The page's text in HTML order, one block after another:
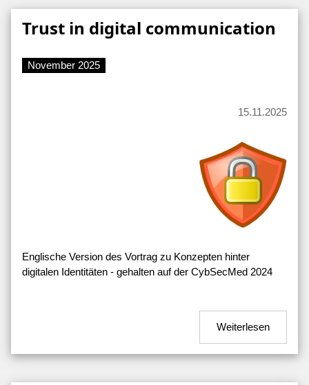
Trust in digital communication
November 2025
15.11.2025
Englische Version des Vortrag zu Konzepten hinter
digitalen Identitäten - gehalten auf der CybSecMed 2024
Weiterlesen